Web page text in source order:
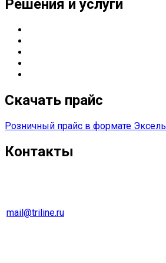
Решения и услуги
Скачать прайс
Розничный прайс в формате Эксель
Контакты
mail@triline.ru